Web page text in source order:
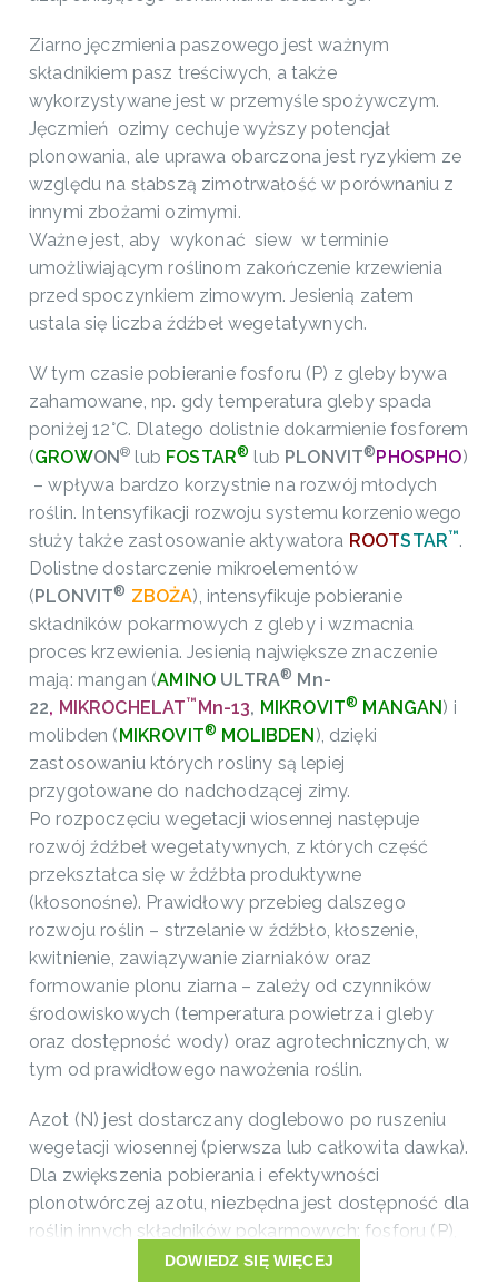
Ziarno jęczmienia paszowego jest ważnym
składnikiem pasz treściwych, a także
wykorzystywane jest w przemyśle spożywczym.
Jęczmień ozimy cechuje wyższy potencjał
plonowania, ale uprawa obarczona jest ryzykiem ze
względu na słabszą zimotrwałość w porównaniu z
innymi zbożami ozimymi.
Ważne jest, aby wykonać siew w terminie
umożliwiającym roślinom zakończenie krzewienia
przed spoczynkiem zimowym. Jesienią zatem
ustala się liczba źdźbeł wegetatywnych.
W tym czasie pobieranie fosforu (P) z gleby bywa
zahamowane, np. gdy temperatura gleby spada
poniżej 12°C. Dlatego dolistnie dokarmienie fosforem
(GROWON® lub FOSTAR® lub PLONVIT®PHOSPHO)
– wpływa bardzo korzystnie na rozwój młodych
roślin. Intensyfikacji rozwoju systemu korzeniowego
służy także zastosowanie aktywatora ROOTSTAR™.
Dolistne dostarczenie mikroelementów
(PLONVIT® ZBOŻA), intensyfikuje pobieranie
składników pokarmowych z gleby i wzmacnia
proces krzewienia. Jesienią największe znaczenie
mają: mangan (AMINO ULTRA® Mn-
22, MIKROCHELAT™ Mn-13, MIKROVIT® MANGAN) i
molibden (MIKROVIT® MOLIBDEN), dzięki
zastosowaniu których rosliny są lepiej
przygotowane do nadchodzącej zimy.
Po rozpoczęciu wegetacji wiosennej następuje
rozwój źdźbeł wegetatywnych, z których część
przekształca się w źdźbła produktywne
(kłosonośne). Prawidłowy przebieg dalszego
rozwoju roślin – strzelanie w źdźbło, kłoszenie,
kwitnienie, zawiązywanie ziarniaków oraz
formowanie plonu ziarna – zależy od czynników
środowiskowych (temperatura powietrza i gleby
oraz dostępność wody) oraz agrotechnicznych, w
tym od prawidłowego nawożenia roślin.
Azot (N) jest dostarczany doglebowo po ruszeniu
wegetacji wiosennej (pierwsza lub całkowita dawka).
Dla zwiększenia pobierania i efektywności
plonotwórczej azotu, niezbędna jest dostępność dla
roślin innych składników pokarmowych: fosforu (P),
potasu (K), magnezu (Mg), siarki (S). Dlatego
DOWIEDZ SIĘ WIĘCEJ